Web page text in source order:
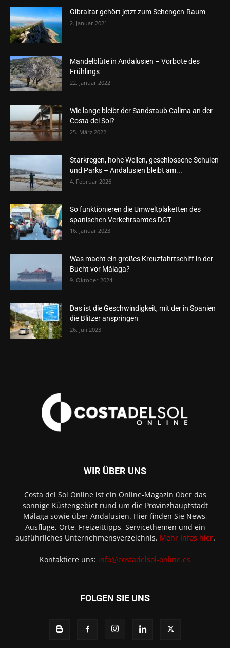
Gibraltar gehört jetzt zum Schengen-Raum
2. Januar 2021
Mandelblüte in Andalusien – Vorbote des
Frühlings
22. Januar 2022
Wie lange bleibt der Sandstaub Calima an der
Costa del Sol?
25. März 2022
Starkregen, hohe Wellen, geschlossene Schulen
und Parks – Andalusien bleibt am...
4. Februar 2026
So funktionieren die Umweltplaketten des
spanischen Verkehrsamtes DGT
16. Januar 2023
Was macht ein großes Kreuzfahrtschiff in der
Bucht vor Málaga?
9. Oktober 2024
Das ist die Geschwindigkeit, mit der in Spanien
die Blitzer anspringen
26. Juli 2023
WIR ÜBER UNS
Costa del Sol Online ist ein Online-Magazin über das
sonnige Küstengebiet rund um die Provinzhauptstadt
Málaga sowie über Andalusien. Hier finden Sie News,
Ausflüge, Orte, Freizeittipps, Servicethemen und ein
ausführliches Unternehmensverzeichnis. Mehr Infos hier.
Kontaktiere uns: info@costadelsol-online.es
FOLGEN SIE UNS